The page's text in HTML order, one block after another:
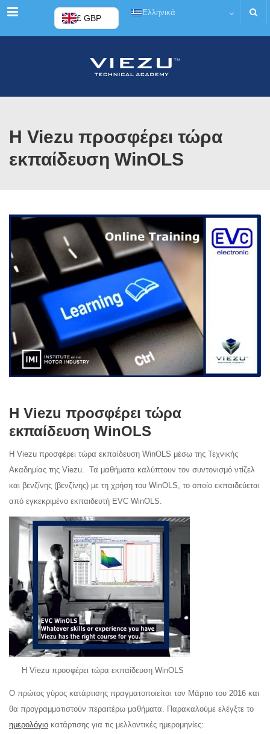
Μενού £ GBP
Ελληνικά
Η Viezu προσφέρει τώρα
εκπαίδευση WinOLS
Η Viezu προσφέρει τώρα
εκπαίδευση WinOLS
Η Viezu προσφέρει τώρα εκπαίδευση WinOLS μέσω της Τεχνικής
Ακαδημίας της Viezu. Τα μαθήματα καλύπτουν τον συντονισμό ντίζελ
και βενζίνης (βενζίνης) με τη χρήση του WinOLS, το οποίο εκπαιδεύεται
από εγκεκριμένο εκπαιδευτή EVC WinOLS.
Η Viezu προσφέρει τώρα εκπαίδευση WinOLS
Ο πρώτος γύρος κατάρτισης πραγματοποιείται τον Μάρτιο του 2016 και
θα προγραμματιστούν περαιτέρω μαθήματα. Παρακαλούμε ελέγξτε το
ημερολόγιο κατάρτισης για τις μελλοντικές ημερομηνίες: